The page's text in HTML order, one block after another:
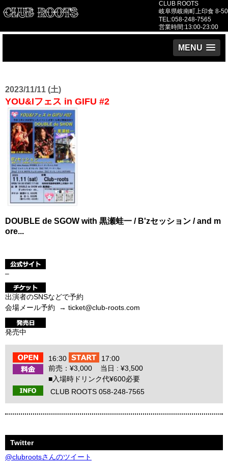
CLUB ROOTS
岐阜県岐南町上印食 8-50
TEL:058-248-7565
営業時間:13:00-23:00
MENU
2023/11/11 (土)
YOU&Iフェス in GIFU #2
DOUBLE de SGOW with 黒瀬蛙一 / B'zセッション / and m
ore...
–
出演者のSNSなどで予約
会場メール予約 → ticket@club-roots.com
発売中
16:30
17:00
前売：¥3,000 当日 : ¥3,500
■入場時ドリンク代¥600必要
CLUB ROOTS 058-248-7565
Twitter
@clubrootsさんのツイート